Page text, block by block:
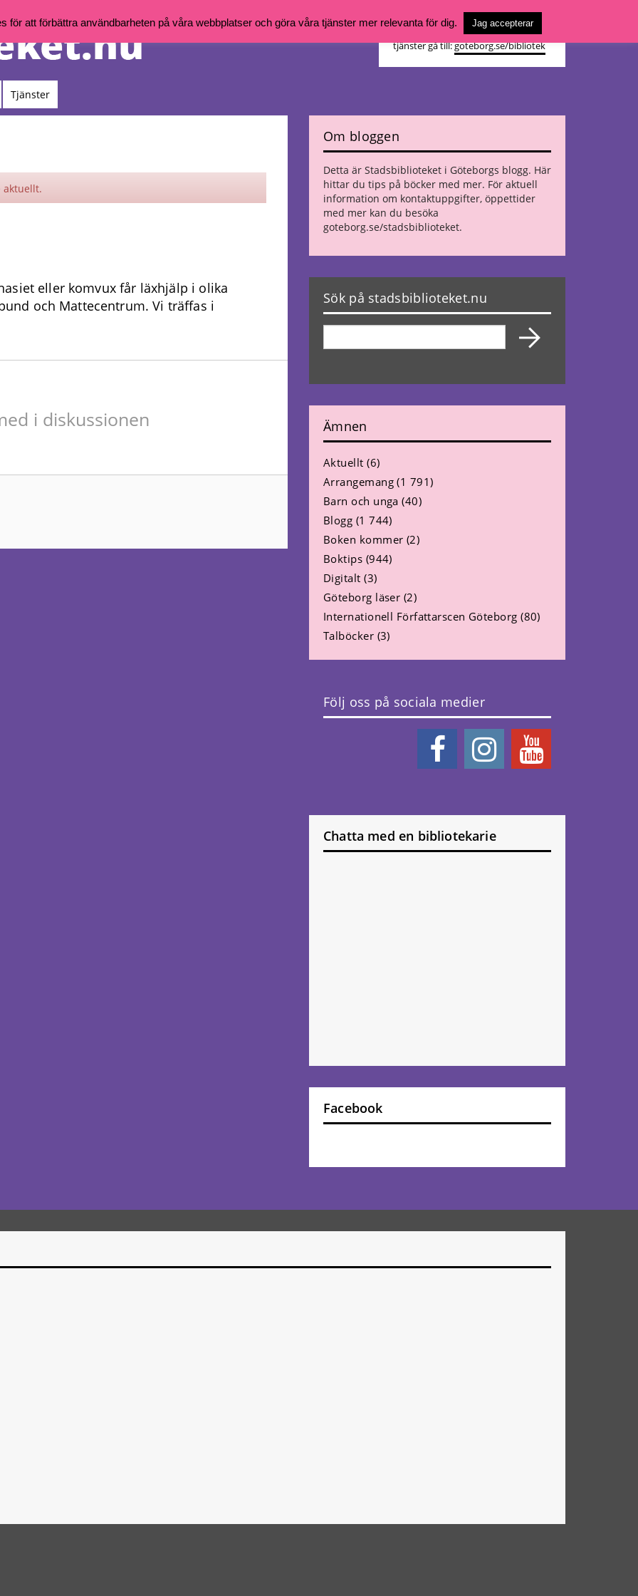
Tjänster
Vill du söka böcker, logga in på ditt
bibliotekskonto eller nå övriga
tjänster gå till:goteborg.se/bibliotek
aktuellt.
eller komvux får läxhjälp i olika
och Mattecentrum. Vi träffas i
i diskussionen
Om bloggen
Detta är Stadsbiblioteket i Göteborgs blogg. Här
hittar du tips på böcker med mer. För aktuell
information om kontaktuppgifter, öppettider
med mer kan du besöka
goteborg.se/stadsbiblioteket.
Sök på stadsbiblioteket.nu
Ämnen
Aktuellt (6)
Arrangemang(1 791)
Barn och unga (40)
Blogg (1 744)
Boken kommer (2)
Boktips (944)
Digitalt (3)
Göteborg läser (2)
Internationell Författarscen Göteborg (80)
Talböcker (3)
Följ oss på sociala medier
Chatta med en bibliotekarie
Facebook
att förbättra användbarheten på våra webbplatser och göra våra tjänster mer relevanta för dig. Jag accepterar